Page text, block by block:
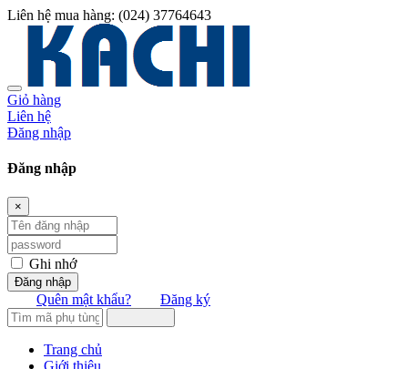
Liên hệ mua hàng: (024) 37764643
Giỏ hàng
Liên hệ
Đăng nhập
Đăng nhập
×
Ghi nhớ
Đăng nhập
Quên mật khẩu? Đăng ký
Trang chủ
Giới thiệu